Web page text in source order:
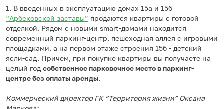
1. В введенных в эксплуатацию домах 15а и 15б
“Арбековской заставы” продаются квартиры с готовой
отделкой. Рядом с новыми smart-домами находится
современный паркинг-центр, пешеходная аллея с игровыми
площадками, а на первом этаже строения 15б - детский
ясли-сад. Причем, при покупке квартиры вы получаете на
целый год собственное парковочное место в паркинг-
центре без оплаты аренды.
Коммерческий директор ГК “Территория жизни” Оксана